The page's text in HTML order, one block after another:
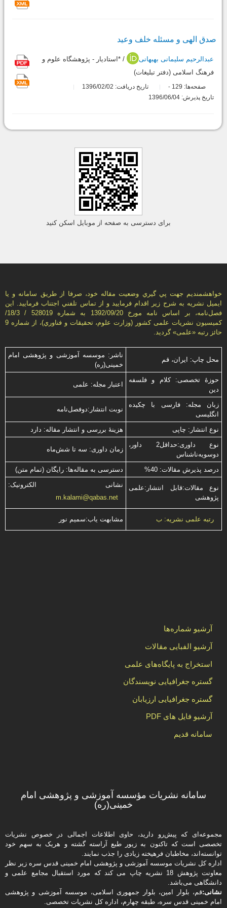
صدق الهی و مسئله خلف وعید
عبدالرحیم سلیمانی بهبهانی
/ *استادیار - پژوهشگاه علوم و
فرهنگ اسلامی (دفتر تبلیغات)
صفحه‌ها: 129
-
تاریخ دریافت: 1396/02/02
تاریخ پذیرش: 1396/06/04
برای دسترسی به صفحه از موبایل اسکن کنید
خواهشمنديم جهت پي گيري وضعيت مقاله خود، صرفا از طريق سامانه و يا
ايميل نشريه به شرح زير اقدام فرماييد و از تماس تلفني اجتناب فرماييد. اين
فصل‌نامه، بر اساس نامه مورخ 1392/09/20 به شماره 528019 / 18/3/
كميسيون نشريات علمی كشور (وزارت علوم، تحقيقات و فناوري)، از شماره 9
حائز رتبه «علمی» گرديد.
محل چاپ: ایران، قم
ناشر: موسسه آموزشی و پژوهشی امام
خمینی(ره)
حوزۀ تخصصی: کلام و فلسفه
دین
اعتبار مجله: علمی
زبان مجله: فارسی با چكیده
انگلیسی
نوبت انتشار:دوفصل‌نامه
نوع انتشار: چاپی
هزینۀ بررسی و انتشار مقاله: دارد
نوع داوری:حداقل2 داور،
دوسویه‌ناشناس
زمان داوری: سه تا شش‌ماه
درصد پذیرش مقالات: 40% دسترسی به مقاله‌ها: رایگان (تمام متن)
نوع مقالات:قابل انتشار:علمی
پژوهشی
نشانی الکترونیک:
m.kalami@qabas.net
رتبه علمی نشریه: ب مشابهت ياب:سميم نور
آرشیو شماره‌ها
آرشیو الفبایی مقالات
استخراج به پایگاه‌های علمی
گستره جغرافیایی نویسندگان
گستره جغرافیایی ارزیابان
آرشیو فایل های PDF
سامانه قدیم
سامانه نشریات مؤسسه آموزشی و پژوهشی امام
خمینی(ره)
مجموعه‌ای که پیش‌رو دارید،‌ حاوی اطلاعات اجمالی در خصوص نشریات
تخصصی است که تاکنون به زیور طبع آراسته گشته و هریک به سهم خود
توانسته‌اند، مخاطبان فرهیخته‌ زیادی را جذب نمایند.
اداره كل نشریات موسسه آموزشی و پژوهشی امام خمینی قدس سره زیر نظر
معاونت پژوهش 18 نشریه چاپ می کند که مورد استقبال مجامع علمی و
دانشگاهی می‌باشد.
نشانی:قم، بلوار امین، بلوار جمهوری اسلامی، موسسه آموزشی و پژوهشی
امام خمینی قدس سره، طبقه چهارم، اداره كل نشریات تخصصی.